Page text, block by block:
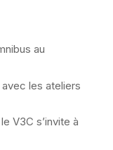
au
les ateliers
V3C s’invite à